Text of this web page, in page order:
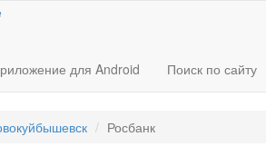
для Android Поиск по сайту
Росбанк